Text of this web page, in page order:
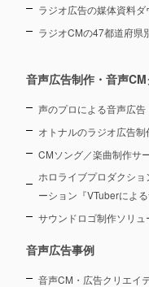
ラジオ広告の媒体資料ダ
ラジオCMの47都道府県
音声広告制作・音声
声のプロによる音声広
オトナルのラジオ広告制
CMソング／楽曲制作サ
ホロライブプロダクシ
ーション 『VTuberによ
サウンドロゴ制作ソリュ
音声広告事例
音声CM・広告クリエイ